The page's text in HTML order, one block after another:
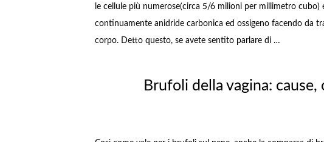
le cellule più numerose(circa 5/6 milioni per millimetro cubo)
continuamente anidride carbonica ed ossigeno facendo da
corpo. Detto questo, se avete sentito parlare di …
Brufoli della vagina: